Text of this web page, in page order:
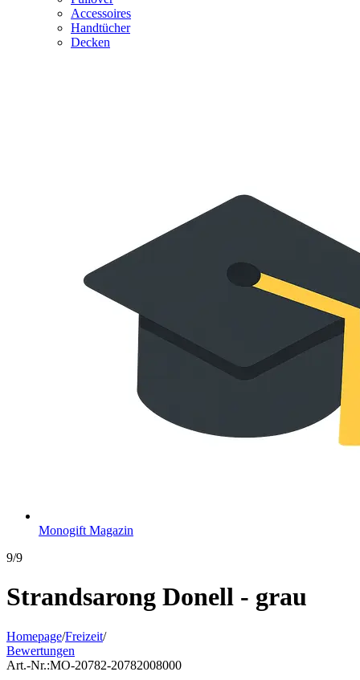
Accessoires
Handtücher
Decken
Monogift Magazin
9/9
Strandsarong Donell - grau
Homepage/Freizeit/
Bewertungen
Art.-Nr.:MO-20782-20782008000